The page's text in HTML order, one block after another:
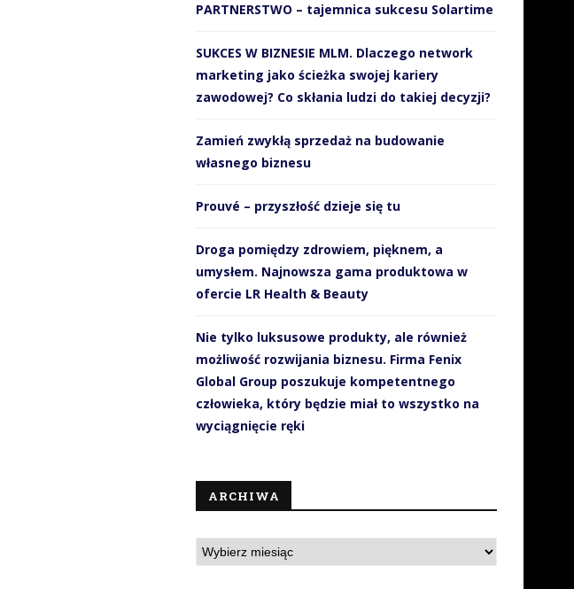
PARTNERSTWO – tajemnica sukcesu Solartime
SUKCES W BIZNESIE MLM. Dlaczego network
marketing jako ścieżka swojej kariery
zawodowej? Co skłania ludzi do takiej decyzji?
Zamień zwykłą sprzedaż na budowanie
własnego biznesu
Prouvé – przyszłość dzieje się tu
Droga pomiędzy zdrowiem, pięknem, a
umysłem. Najnowsza gama produktowa w
ofercie LR Health & Beauty
Nie tylko luksusowe produkty, ale również
możliwość rozwijania biznesu. Firma Fenix
Global Group poszukuje kompetentnego
człowieka, który będzie miał to wszystko na
wyciągnięcie ręki
ARCHIWA